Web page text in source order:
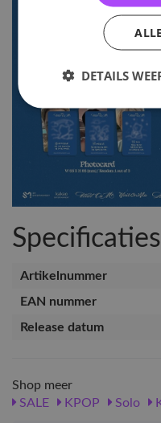
Specificaties
Artikelnummer
EAN nummer
Release datum
Shop meer
SALE
KPOP Solo
DETAILS